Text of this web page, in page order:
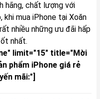
hãng, chất lượng với
khi mua iPhone tại Xoăn
nhiều những ưu đãi hấp
nhất.
limit="15" title="Mời
phẩm iPhone giá rẻ
mãi:"]